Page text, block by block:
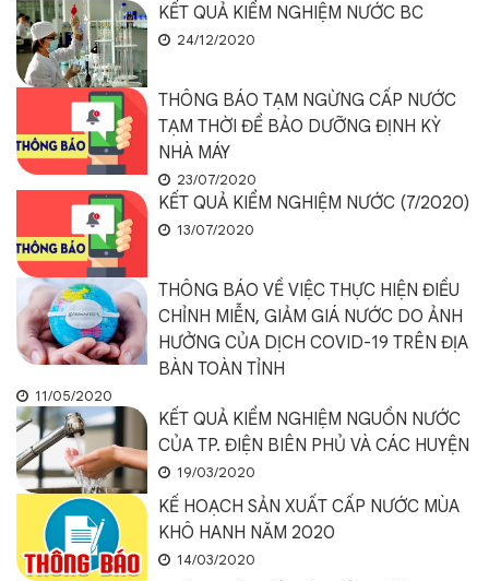
KẾT QUẢ KIỂM NGHIỆM NƯỚC BC
24/12/2020
THÔNG BÁO TẠM NGỪNG CẤP NƯỚC
TẠM THỜI ĐỂ BẢO DƯỠNG ĐỊNH KỲ
NHÀ MÁY
23/07/2020
KẾT QUẢ KIỂM NGHIỆM NƯỚC (7/2020)
13/07/2020
THÔNG BÁO VỀ VIỆC THỰC HIỆN ĐIỀU
CHỈNH MIỄN, GIẢM GIÁ NƯỚC DO ẢNH
HƯỞNG CỦA DỊCH COVID-19 TRÊN ĐỊA
BÀN TOÀN TỈNH
11/05/2020
KẾT QUẢ KIỂM NGHIỆM NGUỒN NƯỚC
CỦA TP. ĐIỆN BIÊN PHỦ VÀ CÁC HUYỆN
19/03/2020
KẾ HOẠCH SẢN XUẤT CẤP NƯỚC MÙA
KHÔ HANH NĂM 2020
14/03/2020